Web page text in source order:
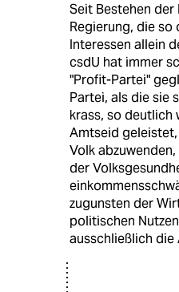
Seit Bestehen
Regierung, die
Interessen allein
csdU hat immer
"Profit-Partei"
Partei, als die sie
krass, so deutlich
Amtseid
Volk
der
zugunsten der
politischen
ausschließlich die